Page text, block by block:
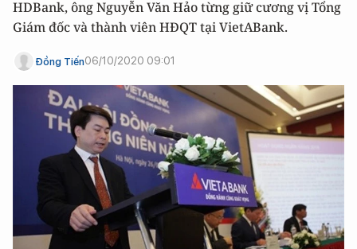
HDBank, ông Nguyễn Văn Hảo từng giữ cương vị Tổng
Giám đốc và thành viên HĐQT tại VietABank.
Đồng Tiến06/10/2020 09:01